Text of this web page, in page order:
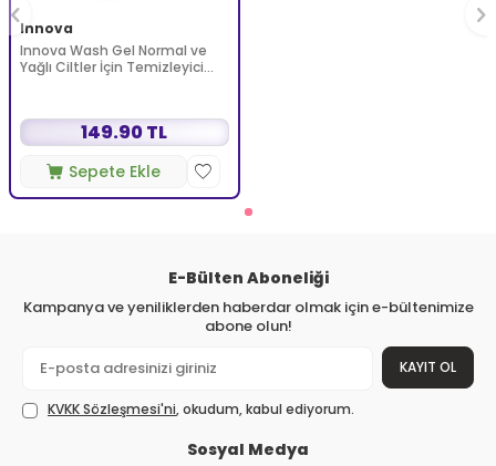
Innova
Innova Wash Gel Normal ve
Yağlı Ciltler İçin Temizleyici
149.90 TL
Sepete Ekle
E-Bülten Aboneliği
Kampanya ve yeniliklerden haberdar olmak için e-bültenimize
abone olun!
KAYIT OL
KVKK Sözleşmesi'ni, okudum, kabul ediyorum.
Sosyal Medya